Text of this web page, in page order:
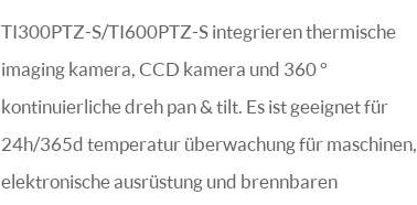
TI300PTZ-S/TI600PTZ-S integrieren thermische
imaging kamera, CCD kamera und 360 °
kontinuierliche dreh pan & tilt. Es ist geeignet für
24h/365d temperatur überwachung für maschinen,
elektronische ausrüstung und brennbaren